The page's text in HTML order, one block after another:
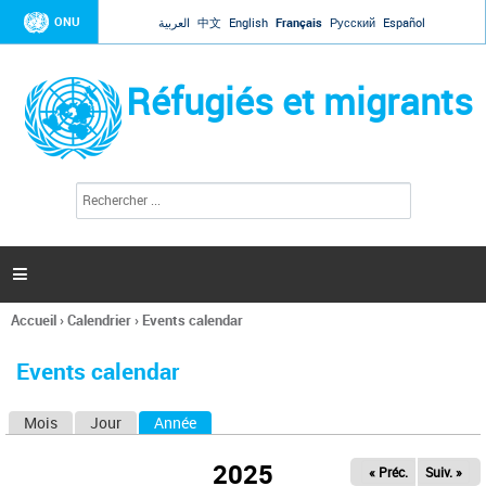
Jump to navigation
ONU العربية 中文 English Français Русский Español
Réfugiés et migrants
l
c
h
e

Vous
ici
Accueil›Calendrier› Events calendar
Events calendar
Mois Jour Année
2025 « Préc. Suiv. »